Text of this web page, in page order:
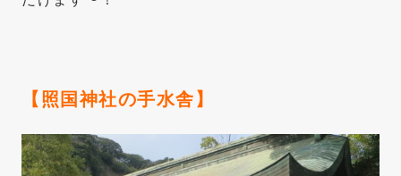
【照国神社の手水舎】